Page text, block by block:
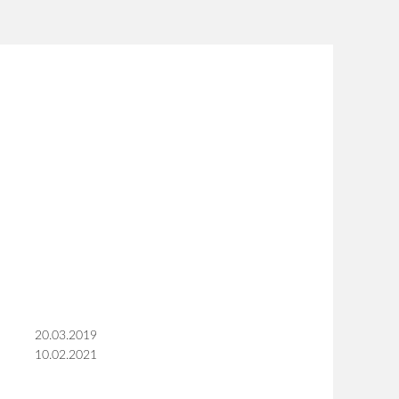
20.03.2019
10.02.2021